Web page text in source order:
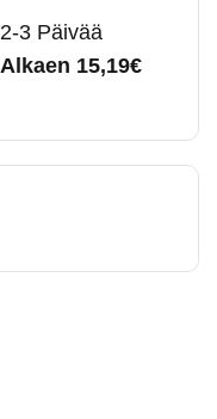
2-3 Päivää
Alkaen 15,19€